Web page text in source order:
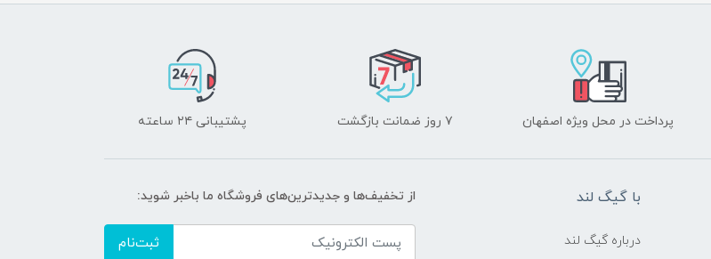
پرداخت در محل ویژه اصفهان ۷ روز ضمانت بازگشت پشتیبانی ۲۴ ساعته
با گیگ لند
درباره گیگ لند
از تخفیف‌ها و جدیدترین‌های فروشگاه ما باخبر شوید:
ثبت‌نام